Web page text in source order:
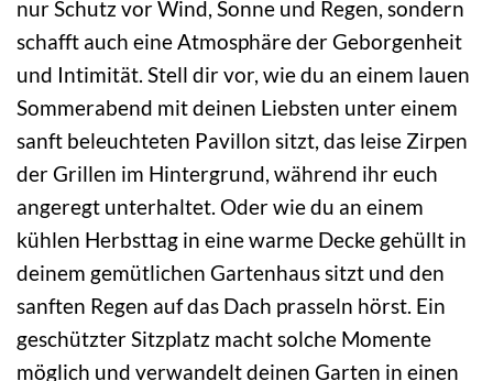
nur Schutz vor Wind, Sonne und Regen, sondern
schafft auch eine Atmosphäre der Geborgenheit
und Intimität. Stell dir vor, wie du an einem lauen
Sommerabend mit deinen Liebsten unter einem
sanft beleuchteten Pavillon sitzt, das leise Zirpen
der Grillen im Hintergrund, während ihr euch
angeregt unterhaltet. Oder wie du an einem
kühlen Herbsttag in eine warme Decke gehüllt in
deinem gemütlichen Gartenhaus sitzt und den
sanften Regen auf das Dach prasseln hörst. Ein
geschützter Sitzplatz macht solche Momente
möglich und verwandelt deinen Garten in einen